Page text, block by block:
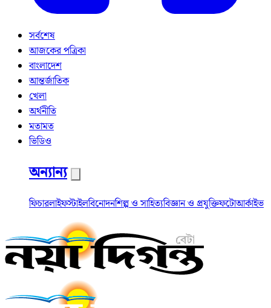
সর্বশেষ
আজকের পত্রিকা
বাংলাদেশ
আন্তর্জাতিক
খেলা
অর্থনীতি
মতামত
ভিডিও
অন্যান্য
ফিচারলাইফস্টাইলবিনোদনশিল্প ও সাহিত্যবিজ্ঞান ও প্রযুক্তিফটোআর্কাইভ